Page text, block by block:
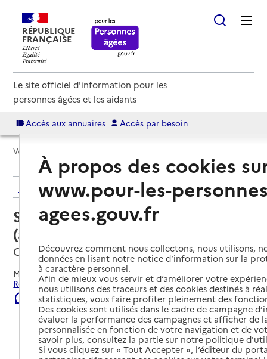
RÉPUBLIQUE
FRANÇAISE
Le site officiel d'information pour les
personnes âgées et les aidants
Accès aux annuaires Accès par besoin
Voir le fil d’Ariane
Retour aux résultats de l'annuaire
Service autonomie à domicile
(aide) – Services du CCAS
Odos, HAUTES-PYRENEES
Mis à jour le22/07/2026
Rechercher les établissements et services autour de Odos.
Signaler une erreur
À propos des cookies
www.pour-les-
agees.gouv.fr
Découvrez comment nous collectons, nous utilisons,
données en lisant notre notice d’information sur la
à caractère personnel.
Afin de mieux vous servir et d’améliorer votre
nous utilisons des traceurs et des cookies destinés à
statistiques, vous faire profiter pleinement des
Des cookies sont utilisés dans le cadre de campagne
évaluer la performance des campagnes et afficher de
personnalisée en fonction de votre navigation et de
savoir plus, consultez la partie sur notre politique
Si vous cliquez sur « Tout Accepter », l’éditeur du